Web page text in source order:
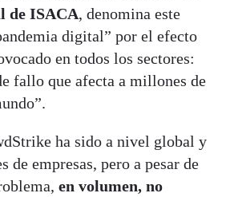
de ISACA, denomina este
digital” por el efecto
en todos los sectores:
fallo que afecta a millones de
ha sido a nivel global y
de empresas, pero a pesar de
en volumen, no